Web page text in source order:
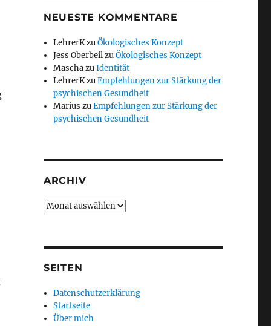
NEUESTE KOMMENTARE
LehrerKzuÖkologisches Konzept
Jess OberbeilzuÖkologisches Konzept
MaschazuIdentität
LehrerKzuEmpfehlungen zur Stärkung der
psychischen Gesundheit
Marius zuEmpfehlungen zur Stärkung der
psychischen Gesundheit
ARCHIV
Archiv
SEITEN
Datenschutzerklärung
Startseite
Über mich